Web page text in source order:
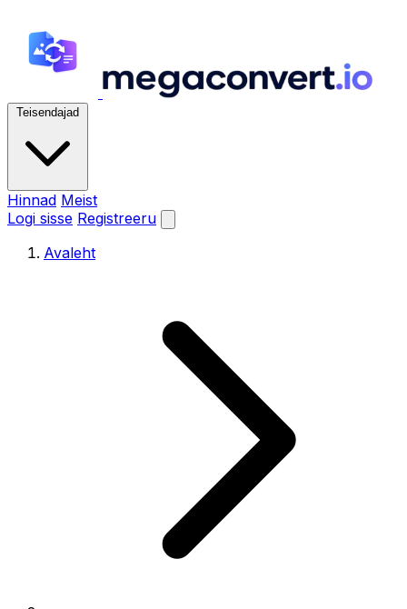
Teisendajad
Hinnad Meist
Logi sisse Registreeru
Avaleht